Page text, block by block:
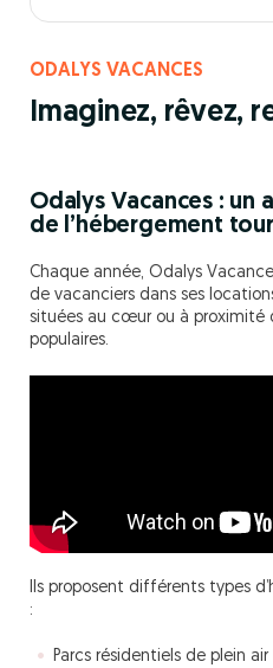
ODALYS VACANCES
Imaginez, rêvez,
Odalys Vacances : un
de l’hébergement
Chaque année, Odalys
de vacanciers dans ses
situées au cœur ou à proximité
populaires.
Ils proposent différents types
:
Parcs résidentiels de plein